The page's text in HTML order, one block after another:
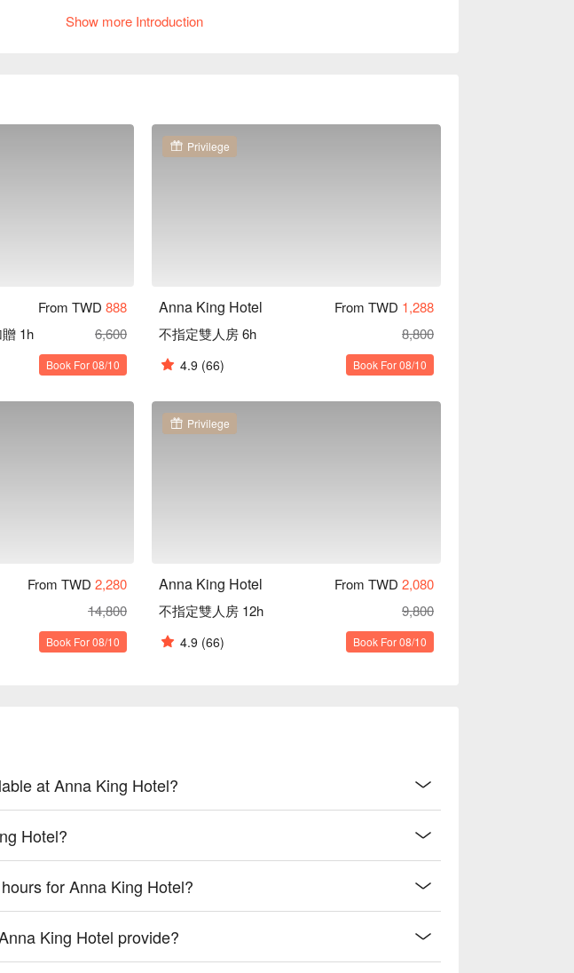
美食多元的商圈，同時感受熱情及繽紛異國氛圍，各式房型配備完善齊
國王酒店住宿方案、安娜與國王酒店休息方案立刻查看⬇︎
Show more Introduction
From TWD 888
1h
6,600
Book For 08/10
Privilege
Anna King Hotel From TWD 1,288
不指定雙人房 6h
8,800
4.9 (66) Book For 08/10
From TWD 2,280
14,800
Book For 08/10
Privilege
Anna King Hotel From TWD 2,080
不指定雙人房 12h
9,800
4.9 (66) Book For 08/10
at Anna King Hotel?
Hotel?
for Anna King Hotel?
King Hotel provide?